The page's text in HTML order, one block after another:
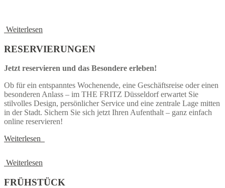
Weiterlesen
RESERVIERUNGEN
Jetzt reservieren und das Besondere erleben!
Ob für ein entspanntes Wochenende, eine Geschäftsreise oder einen
besonderen Anlass – im THE FRITZ Düsseldorf erwartet Sie
stilvolles Design, persönlicher Service und eine zentrale Lage mitten
in der Stadt. Sichern Sie sich jetzt Ihren Aufenthalt – ganz einfach
online reservieren!
Weiterlesen
Weiterlesen
FRÜHSTÜCK